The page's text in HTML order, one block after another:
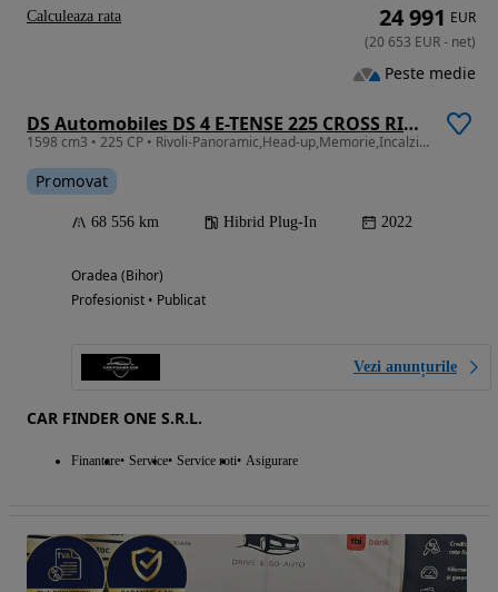
DS Automobiles DS 4 E-TENSE 225 CROSS RIVOLI
1598 cm3 • 225 CP • Rivoli-Panoramic,Head-up,Memorie,Incalzire sc+volan,Piele
Promovat
68 556 km Hibrid Plug-In 2022
Oradea (Bihor)
Profesionist • Publicat
Vezi anunțurile
CAR FINDER ONE S.R.L.
Finantare Service Service roti Asigurare
24 991 EUR
(20 653 EUR- net)
Peste medie
Calculeaza rata